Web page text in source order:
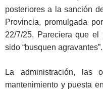
posteriores a la sanción
Provincia, promulgada
22/7/25. Pareciera que
sido “busquen agravantes”.
La administración, las
mantenimiento y puesta